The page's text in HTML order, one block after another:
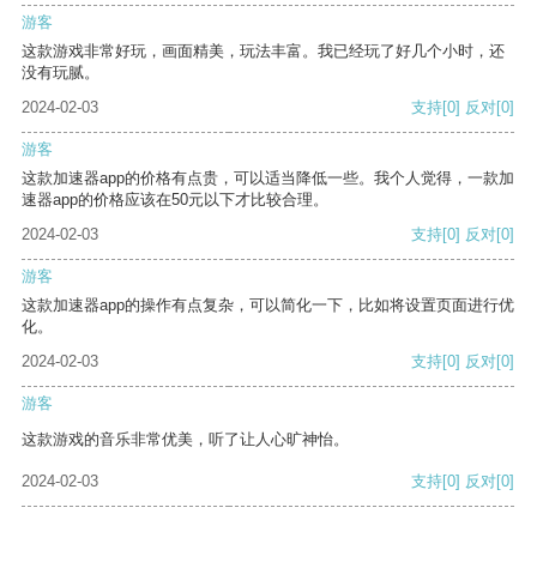
游客
这款游戏非常好玩，画面精美，玩法丰富。我已经玩了好几个小时，还
没有玩腻。
2024-02-03
支持[0] 反对[0]
游客
这款加速器app的价格有点贵，可以适当降低一些。我个人觉得，一款加
速器app的价格应该在50元以下才比较合理。
2024-02-03
支持[0] 反对[0]
游客
这款加速器app的操作有点复杂，可以简化一下，比如将设置页面进行优
化。
2024-02-03
支持[0] 反对[0]
游客
这款游戏的音乐非常优美，听了让人心旷神怡。
2024-02-03 支持[0] 反对[0]